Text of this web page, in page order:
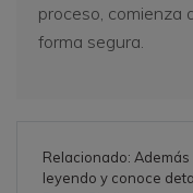
proceso, comienza
forma segura.
Relacionado:
leyendo y conoce